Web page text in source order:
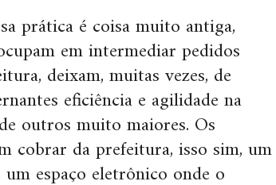
prática é coisa muito antiga,
em intermediar pedidos
deixam, muitas vezes, de
eficiência e agilidade na
outros muito maiores. Os
cobrar da prefeitura, isso sim, um
espaço eletrônico onde o